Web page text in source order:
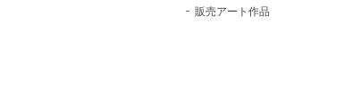
販売アート作品